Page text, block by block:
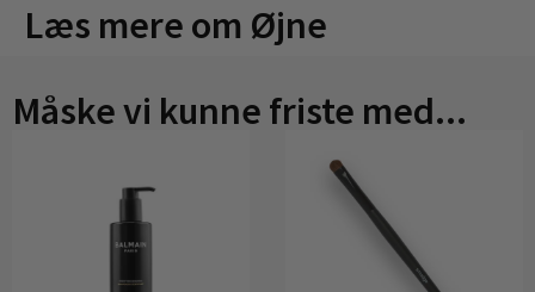
Læs mere om Øjne
Måske vi kunne friste med...